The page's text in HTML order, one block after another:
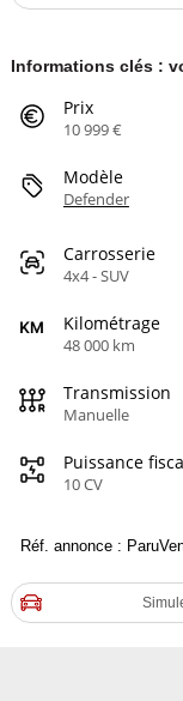
Informations clés :
Prix
10 999 €
Modèle
Defender
Carrosserie
4x4 - SUV
Kilométrage
48 000 km
Transmission
Manuelle
Puissance
10 CV
Réf. annonce :